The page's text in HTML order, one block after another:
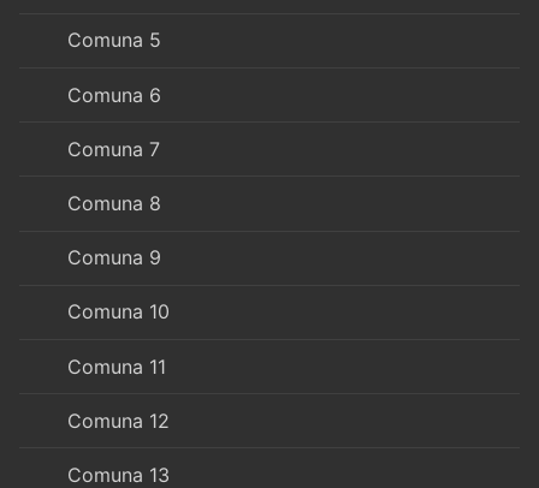
Comuna 5
Comuna 6
Comuna 7
Comuna 8
Comuna 9
Comuna 10
Comuna 11
Comuna 12
Comuna 13